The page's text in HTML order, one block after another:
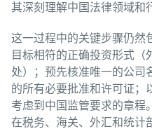
其深刻理解中国法律领域和
这一过程中的关键步骤仍然
目标相符的正确投资形式（
处）；预先核准唯一的公司
的所有必要批准和许可证；
考虑到中国监管要求的章
在税务、海关、外汇和统